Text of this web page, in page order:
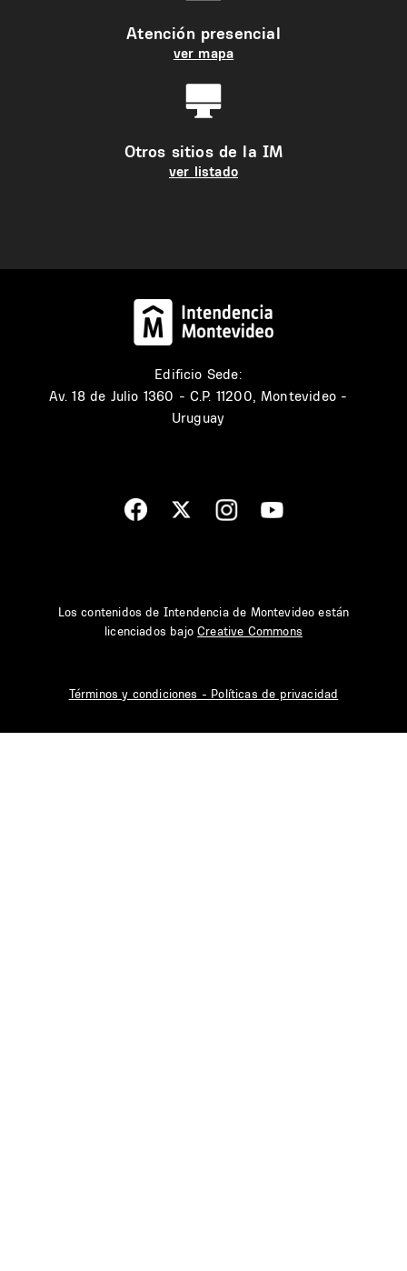
Atención presencial
ver mapa
Otros sitios de la IM
ver listado
Edificio Sede:
Av. 18 de Julio 1360 - C.P. 11200, Montevideo -
Uruguay
Los contenidos de Intendencia de Montevideo están
licenciados bajoCreative Commons
Términos y condiciones - Políticas de privacidad